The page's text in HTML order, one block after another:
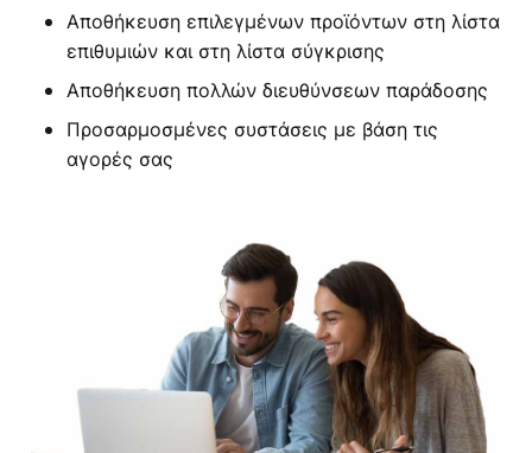
Αποθήκευση επιλεγμένων προϊόντων στη λίστα
επιθυμιών και στη λίστα σύγκρισης
Αποθήκευση πολλών διευθύνσεων παράδοσης
Προσαρμοσμένες συστάσεις με βάση τις
αγορές σας